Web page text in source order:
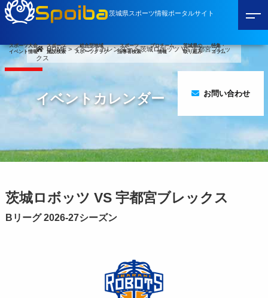
Spoiba茨城県スポーツ情報ポータルサイト
スポーツ大会
イベント情報
スポーツ
施設検索
総合型地域
スポーツクラブ
スポーツ
指導者検索
プロチーム
情報
茨城県の
取り組み
特集・
コラム
お問い合わせ
HOME>イベントカレンダー>茨城ロボッツ VS 宇都宮ブレッ
クス
イベントカレンダー
茨城ロボッツ VS 宇都宮ブレックス
Bリーグ 2026-27シーズン